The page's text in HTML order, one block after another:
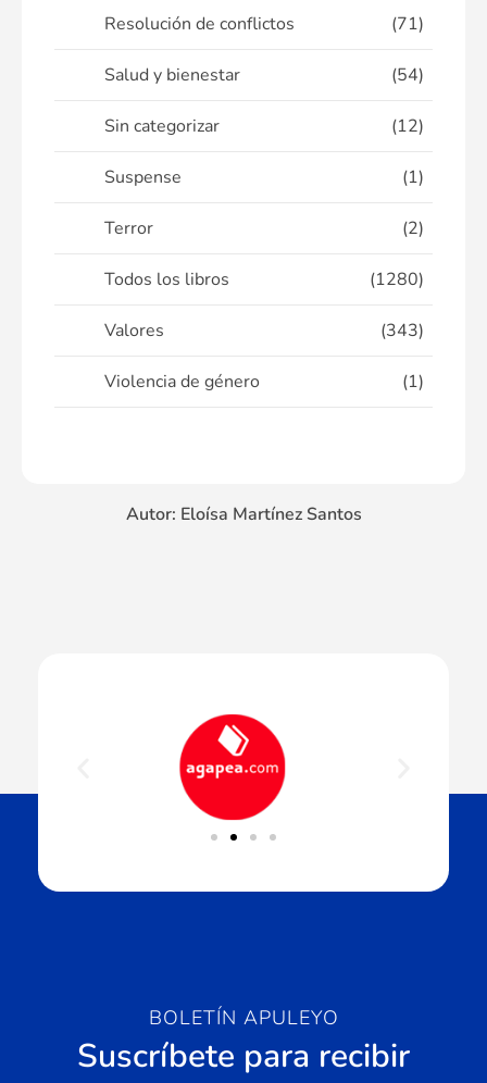
Resolución de conflictos (71)
Salud y bienestar (54)
Sin categorizar (12)
Suspense (1)
Terror (2)
Todos los libros (1280)
Valores (343)
Violencia de género (1)
Autor: Eloísa Martínez Santos
BOLETÍN APULEYO
Suscríbete para recibir